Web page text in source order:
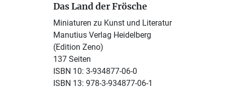
Das Land der Frösche
Miniaturen zu Kunst und Literatur
Manutius Verlag Heidelberg
(Edition Zeno)
137 Seiten
ISBN 10: 3-934877-06-0
ISBN 13: 978-3-934877-06-1